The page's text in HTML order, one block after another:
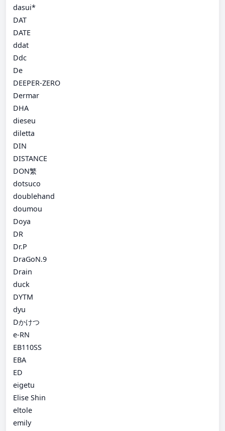
dasui*
DAT
DATE
ddat
Ddc
De
DEEPER-ZERO
Dermar
DHA
dieseu
diletta
DIN
DISTANCE
DON繁
dotsuco
doublehand
doumou
Doya
DR
Dr.P
DraGoN.9
Drain
duck
DYTM
dyu
Dかけつ
e-RN
EB110SS
EBA
ED
eigetu
Elise Shin
eltole
emily